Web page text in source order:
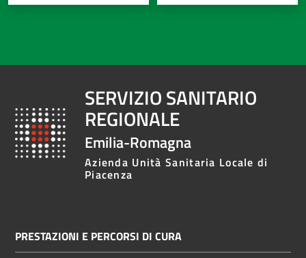
SERVIZIO SANITARIO
REGIONALE
Emilia-Romagna
Azienda Unità Sanitaria Locale di
Piacenza
PRESTAZIONI E PERCORSI DI CURA